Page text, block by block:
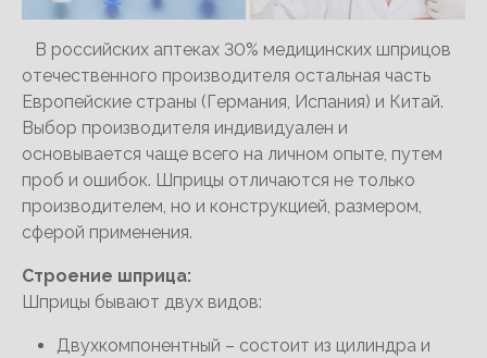
В российских аптеках 30% медицинских шприцов
отечественного производителя остальная часть
Европейские страны (Германия, Испания) и Китай.
Выбор производителя индивидуален и
основывается чаще всего на личном опыте, путем
проб и ошибок. Шприцы отличаются не только
производителем, но и конструкцией, размером,
сферой применения.
Строение шприца:
Шприцы бывают двух видов:
Двухкомпонентный – состоит из цилиндра и